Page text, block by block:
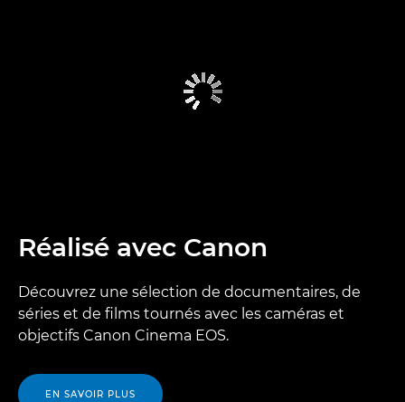
Réalisé avec Canon
Découvrez une sélection de documentaires, de
séries et de films tournés avec les caméras et
objectifs Canon Cinema EOS.
EN SAVOIR PLUS